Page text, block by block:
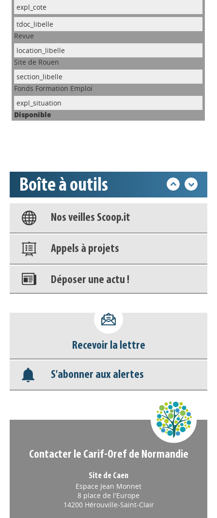
Revue
Site de Rouen
Fonds Formation Emploi
Disponible
Boîte à outils
Appels à projets
Déposer une actu !
Base documentaire
Nos veilles Scoop.it
Appels à projets
Déposer une actu !
déconnecter)
Base documentaire
Nos veilles Scoop.it
Recevoir la lettre
S'abonner aux alertes
Contacter le Carif-Oref de Normandie
Site de Caen
Espace Jean Monnet
8 place de l'Europe
14200 Hérouville-Saint-Clair